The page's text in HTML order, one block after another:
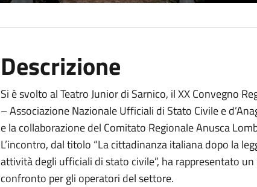
Descrizione
Si è svolto al Teatro Junior di Sarnico, il XX Convegno
– Associazione Nazionale Ufficiali di Stato Civile e
e la collaborazione del Comitato Regionale Anusca
L’incontro, dal titolo “La cittadinanza italiana dopo la
attività degli ufficiali di stato civile”, ha rappresentato
confronto per gli operatori del settore.